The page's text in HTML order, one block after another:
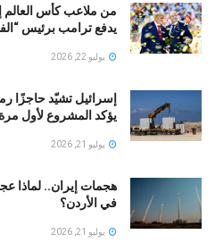
من ملاعب كأس العالم
يدفع ترامب برئيس
يوليو 22, 2026
إسرائيل تشيّد حاجزًا
يؤكد المشروع لأول مرة
يوليو 21, 2026
هجمات إيران.. لماذا
في الأردن؟
يوليو 21, 2026